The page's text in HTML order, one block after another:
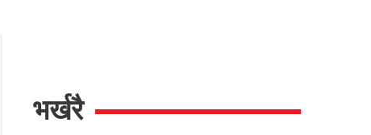
भर्खरै